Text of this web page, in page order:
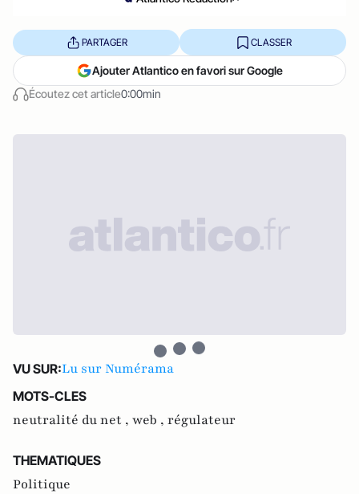
Écoutez cet article0:00min
PARTAGER CLASSER
Ajouter Atlantico en favori sur Google
VU SUR:Lu sur Numérama
MOTS-CLES
neutralité du net , web , régulateur
THEMATIQUES
Politique